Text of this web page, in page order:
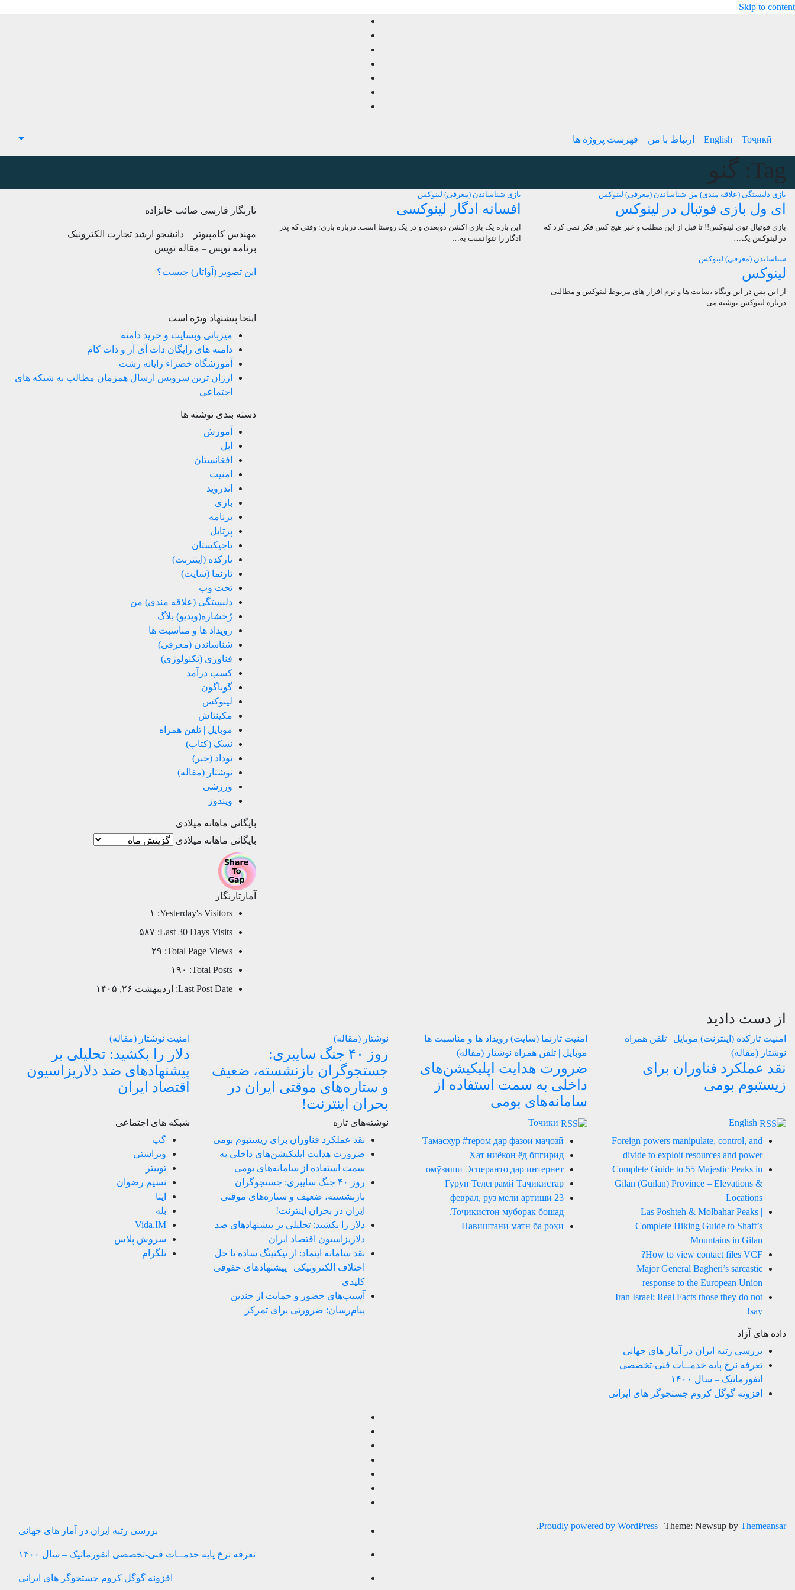
Skip to content
Тоҷикӣ
English ارتباط با من فهرست پروژه ها
Tag: گنو
بازی دلبستگی (علاقه مندی) من شناساندن (معرفی) لینوکس
ای ول بازی فوتبال در لینوکس
بازی فوتبال توی لینوکس!! تا قبل از این مطلب و خبر هیچ کس فکر نمی کرد که
در لینوکس یک…
بازی شناساندن (معرفی) لینوکس
افسانه ادگار لینوکسی
این بازه یک بازی اکشن دوبعدی و در یک روستا است. درباره بازی: وقتی که پدر
ادگار را نتوانست به…
شناساندن (معرفی) لینوکس
لینوکس
از این پس در این وبگاه ،سایت ها و نرم افزار های مربوط لینوکس و مطالبی
درباره لینوکس نوشته می…
تارنگار فارسی صائب خانزاده
مهندس کامپیوتر – دانشجو ارشد تجارت الکترونیک
برنامه نویس – مقاله نویس
این تصویر (آواتار) چیست؟
اینجا پیشنهاد ویژه است
میزبانی وبسایت و خرید دامنه
دامنه های رایگان دات آی آر و دات کام
آموزشگاه خضراء رایانه رشت
ارزان ترین سرویس ارسال همزمان مطالب به شبکه های
اجتماعی
دسته بندی نوشته ها
آموزش
اپل
افغانستان
امنیت
اندروید
بازی
برنامه
پرتابل
تاجیکستان
تارکده (اینترنت)
تارنما (سایت)
تحت وب
دلبستگی (علاقه مندی) من
رُخشاره(ویدیو) بلاگ
رویداد ها و مناسبت ها
شناساندن (معرفی)
فناوری (تکنولوژی)
کسب درآمد
گوناگون
لینوکس
مکینتاش
موبایل | تلفن همراه
نسک (کتاب)
نوداد (خبر)
نوشتار (مقاله)
ورزشی
ویندوز
بایگانی ماهانه میلادی
بایگانی ماهانه میلادی
آمارتارنگار
Yesterday's Visitors:
۱
Last 30 Days Visits: ۵۸۷
Total Page Views: ۲۹
Total Posts:
۱۹۰
Last Post Date:
اردیبهشت ۲۶, ۱۴۰۵
از دست دادید
امنیت تارکده (اینترنت) موبایل | تلفن همراه
نوشتار (مقاله)
نقد عملکرد فناوران برای
زیستبوم بومی
امنیت تارنما (سایت) رویداد ها و مناسبت ها
موبایل | تلفن همراه نوشتار (مقاله)
ضرورت هدایت اپلیکیشن‌های
داخلی به سمت استفاده از
سامانه‌های بومی
نوشتار (مقاله)
روز ۴۰ جنگ سایبری:
جستجوگران بازنشسته، ضعیف
و ستاره‌های موقتی ایران در
بحران اینترنت!
امنیت نوشتار (مقاله)
دلار را بکشید: تحلیلی بر
پیشنهادهای ضد دلاریزاسیون
اقتصاد ایران
English
Foreign powers manipulate, control, and
divide to exploit resources and power
Complete Guide to 55 Majestic Peaks in
Gilan (Guilan) Province – Elevations &
Locations
Las Poshteh & Molbahar Peaks |
Complete Hiking Guide to Shaft’s
Mountains in Gilan
How to view contact files VCF?
Major General Bagheri’s sarcastic
response to the European Union
Iran Israel; Real Facts those they do not
say!
Точики
Тамасхур #тером дар фазои маҷозӣ
Хат ниёкон ёд бпгирӣд
омӯзиши Эсперанто дар интернет
Гуруп Телеграмй Таҷикистар
23 феврал, руз мели артиши
Тоҷикистон муборак бошад.
Навиштани матн ба роҳи
نوشته‌های تازه
نقد عملکرد فناوران برای زیستبوم بومی
ضرورت هدایت اپلیکیشن‌های داخلی به
سمت استفاده از سامانه‌های بومی
روز ۴۰ جنگ سایبری: جستجوگران
بازنشسته، ضعیف و ستاره‌های موقتی
ایران در بحران اینترنت!
دلار را بکشید: تحلیلی بر پیشنهادهای ضد
دلاریزاسیون اقتصاد ایران
نقد سامانه اینماد: از تیکتینگ ساده تا حل
اختلاف الکترونیکی | پیشنهادهای حقوقی
کلیدی
آسیب‌های حضور و حمایت از چندین
پیام‌رسان: ضرورتی برای تمرکز
شبکه های اجتماعی
گپ
ویراستی
توییتر
نسیم رضوان
ایتا
بله
Vida.IM
سروش پلاس
تلگرام
داده های آزاد
بررسی رتبه ایران در آمار های جهانی
تعرفه نرخ پایه خدمــات فنی-تخصصی
انفورماتیک – سال ۱۴۰۰
افزونه گوگل کروم جستجوگر های ایرانی
Proudly powered by WordPress | Theme: Newsup by Themeansar
. بررسی رتبه ایران در آمار های جهانی
تعرفه نرخ پایه خدمــات فنی-تخصصی انفورماتیک – سال ۱۴۰۰
افزونه گوگل کروم جستجوگر های ایرانی